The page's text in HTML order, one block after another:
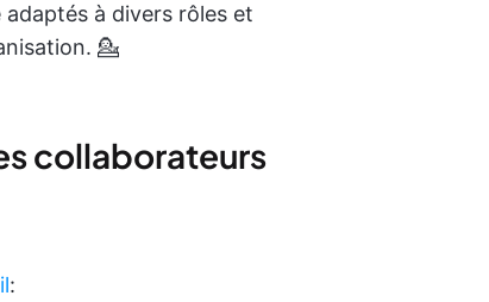
à divers rôles et
💁
collaborateurs
: